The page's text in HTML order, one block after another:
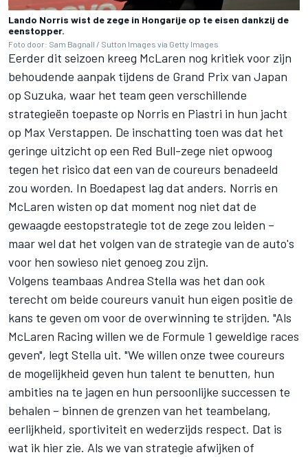
Lando Norris wist de zege in Hongarije op te eisen dankzij de
eenstopper.
Foto door: Sam Bagnall / Sutton Images via Getty Images
Eerder dit seizoen kreeg McLaren nog kritiek voor zijn
behoudende aanpak tijdens de Grand Prix van Japan
op Suzuka, waar het team geen verschillende
strategieën toepaste op Norris en Piastri in hun jacht
op Max Verstappen. De inschatting toen was dat het
geringe uitzicht op een Red Bull-zege niet opwoog
tegen het risico dat een van de coureurs benadeeld
zou worden. In Boedapest lag dat anders. Norris en
McLaren wisten op dat moment nog niet dat de
gewaagde eestopstrategie tot de zege zou leiden –
maar wel dat het volgen van de strategie van de auto's
voor hen sowieso niet genoeg zou zijn.
Volgens teambaas Andrea Stella was het dan ook
terecht om beide coureurs vanuit hun eigen positie de
kans te geven om voor de overwinning te strijden. "Als
McLaren Racing willen we de Formule 1 geweldige races
geven", legt Stella uit. "We willen onze twee coureurs
de mogelijkheid geven hun talent te benutten, hun
ambities na te jagen en hun persoonlijke successen te
behalen – binnen de grenzen van het teambelang,
eerlijkheid, sportiviteit en wederzijds respect. Dat is
wat ik hier zie. Als we van strategie afwijken of